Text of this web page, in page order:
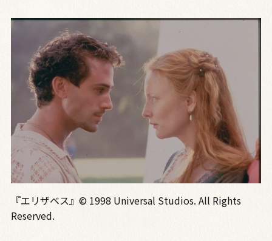
『エリザベス』© 1998 Universal Studios. All Rights
Reserved.